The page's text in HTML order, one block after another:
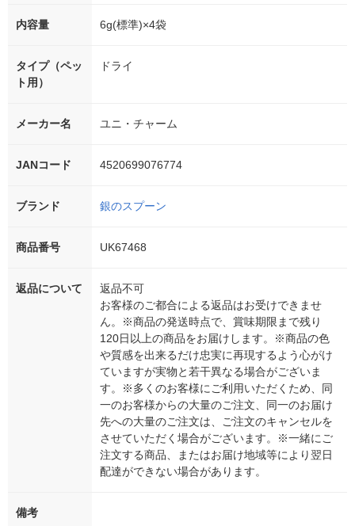
内容量 6g(標準)×4袋
タイプ（ペッ
ト用）
ドライ
メーカー名 ユニ・チャーム
JANコード 4520699076774
ブランド 銀のスプーン
商品番号 UK67468
返品について
返品不可
お客様のご都合による返品はお受けできませ
ん。※商品の発送時点で、賞味期限まで残り
120日以上の商品をお届けします。※商品の色
や質感を出来るだけ忠実に再現するよう心がけ
ていますが実物と若干異なる場合がございま
す。※多くのお客様にご利用いただくため、同
一のお客様からの大量のご注文、同一のお届け
先への大量のご注文は、ご注文のキャンセルを
させていただく場合がございます。※一緒にご
注文する商品、またはお届け地域等により翌日
配達ができない場合があります。
備考